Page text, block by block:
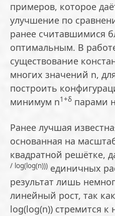
примеров, которое
улучшение по
ранее считавшимися
оптимальным. В
существование
многих значений n,
построить
минимум n1+δ парами
Ранее лучшая
основанная на
квадратной решётке,
/ log(log(n))) единичных
результат лишь
линейный рост, так
log(log(n)) стремится